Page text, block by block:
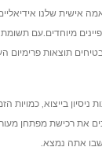
אישית שלנו אידיאליים
מיוחדים.עם
מבטיחים תוצאות
מ-20 שנות ניסיון בייצוא,
את רכישת מפתחן
אתה נמצא.